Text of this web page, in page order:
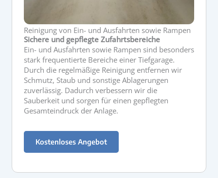
Reinigung von Ein- und Ausfahrten sowie Rampen
Sichere und gepflegte Zufahrtsbereiche
Ein- und Ausfahrten sowie Rampen sind besonders
stark frequentierte Bereiche einer Tiefgarage.
Durch die regelmäßige Reinigung entfernen wir
Schmutz, Staub und sonstige Ablagerungen
zuverlässig. Dadurch verbessern wir die
Sauberkeit und sorgen für einen gepflegten
Gesamteindruck der Anlage.
Kostenloses Angebot